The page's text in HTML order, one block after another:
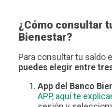
¿Cómo consultar
Bienestar?
Para consultar tu saldo
puedes elegir entre
App del Banco
APP, aquí te